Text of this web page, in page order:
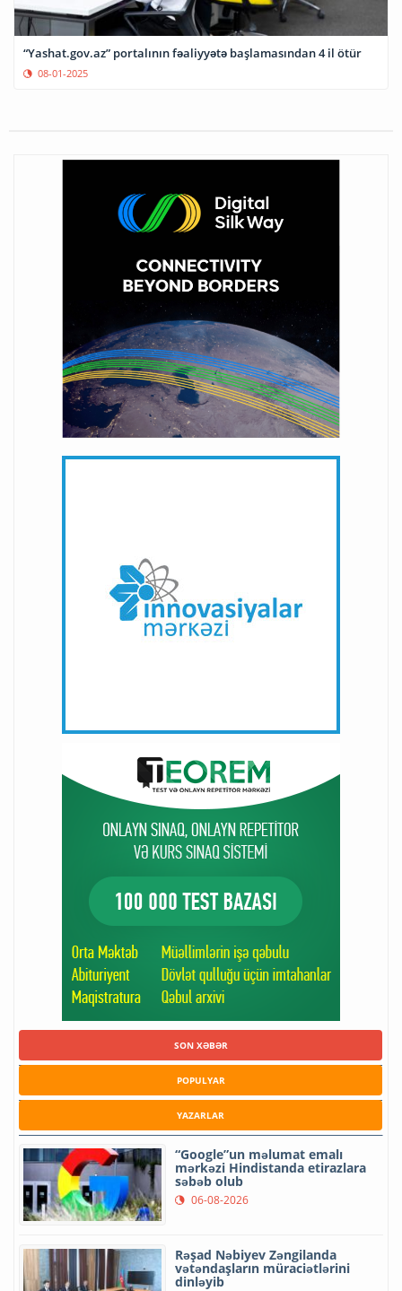
“Yashat.gov.az” portalının fəaliyyətə başlamasından 4 il ötür
08-01-2025
SON XƏBƏR
POPULYAR
YAZARLAR
“Google”un məlumat emalı
mərkəzi Hindistanda etirazlara
səbəb olub
06-08-2026
Rəşad Nəbiyev Zəngilanda
vətəndaşların müraciətlərini
dinləyib